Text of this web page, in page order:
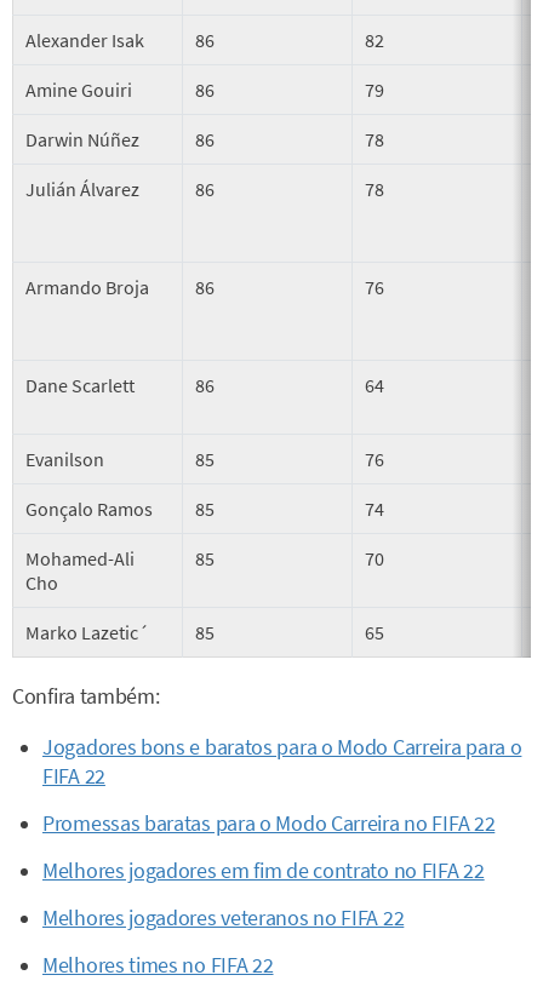
Alexander Isak 86 82
Amine Gouiri 86 79
Darwin Núñez 86 78
Julián Álvarez 86 78
Armando Broja 86 76
Dane Scarlett 86 64
Evanilson 85 76
Gonçalo Ramos 85 74
Mohamed-Ali
Cho
85 70
Marko Lazetic´ 85 65
Confira também:
Jogadores bons e baratos para o Modo Carreira para o
FIFA 22
Promessas baratas para o Modo Carreira no FIFA 22
Melhores jogadores em fim de contrato no FIFA 22
Melhores jogadores veteranos no FIFA 22
Melhores times no FIFA 22